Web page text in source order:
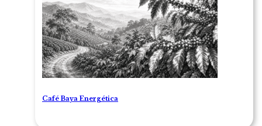
Café Baya Energética